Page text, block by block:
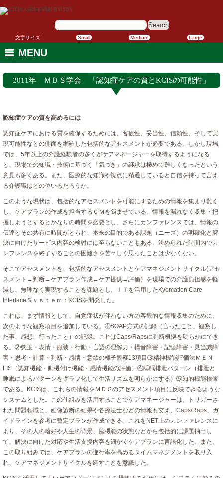
サ
イ
ト
文字サイズ Small Medium Large
MENU
2011年 ＭＤＳ学会 「認知症ケアの質とKCISの可能性」
認知症ケアの質を高めるには
認知症ケアにおける質を確保するためには、客観性、妥当性、信頼性、そして実
現可能性などの側面を網羅した包括的なアセスメントが必要である。しかし現場
では、5年以上の介護経験者の多くがケアマネージャーを取得するようになる
と、現場での知識・技術に基づく「気づき」の継承は極めて難しくなったという
意見も多くある。また、医療的な知識や視点に精通していると自信を持って言え
る介護職はどの位いるだろうか。
このような現状は、包括的なアセスメントを可能にするための情報を集まり難く
し、ケアプランの作成を担当するＣＭを悩ませている。情報を漏れなく収集・把
握しようとするとかなりの時間を必要とし、さらにカンファレンスでは、情報の
伝達とその共有に時間がとられ、本来の目的である課題（ニーズ）の明確化と解
決に向けたサービス内容の検討には至らないこともある。決められた時間内でカ
ンフレンスを終了することの困難さを苦々しく思ったことは少なくない。
そこでアセスメントを、包括的なアセスメントとケアマネジメントサイクル(アセ
スメント→判断→ケアプラン作成→ケア提供→評価）を現場での介護負担感を軽
減し、無理なく実現することを課題とし、ＩＴを活用したKyomation Care
InterfaceＳｙｓｔｅｍ：KCISを開発した。
これは、まず情報として、自覚症状が伴わない方の客観的な情報収集のために、
次のような観察項目を追加している。①SOAP方式の記録（言ったこと、観察し
た事、感想、行ったこと）の記録。これはCaps/Rapsに判断根拠を明らかにでき
る。②態度・表情・服装・行動・言語の理解力・構音障害・記憶障害・見当識障
害・思考・計算・判断・感情・意欲の様子観察13項目③精神機能評価法ＭＥＮ
FIS（認知機能・動機付け機能・感情機能の評価）④睡眠排泄パターン（排泄と
睡眠によるパターンをグラフ化して生活リズムを明らかにする）⑤知的機能検査
である。KCISは、これらの情報をＭＤＳのアセスメント項目に反映できるような
システムとした。この仕組みを活用することでケアマネージャーは、トリガーさ
れた問題領域と、画像診断の結果や各療法士などの情報も交え、Caps/Raps、ガ
イドラインを参考に暫定プランが作成できる。これをNET上のカンファレンスに
より、その人の嗜好や人生の背景、脳機能の状態などから包括的に課題抽出し
て、解決に向けた対応や生活支援内容を細かくケアプランに言語化した。また、
この取り組みでは、ケアプランの遂行率を高めるタイムマネジメントを取り入
れ、ケアマネジメントサイクルを廻すことを意識した。